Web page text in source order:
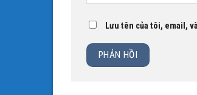
Lưu tên của tôi, email,